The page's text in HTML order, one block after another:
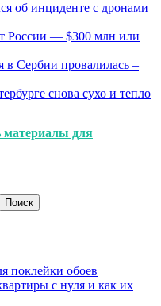
об инциденте с дронами
России — $300 млн или
в Сербии провалилась –
снова сухо и тепло
для
Поиск
поклейки обоев
с нуля и как их